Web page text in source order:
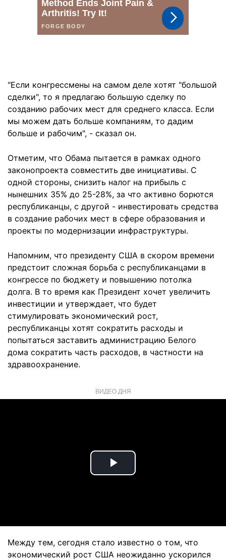
"Если конгрессмены на самом деле хотят "большой
сделки", то я предлагаю большую сделку по
созданию рабочих мест для среднего класса. Если
мы можем дать больше компаниям, то дадим
больше и рабочим", - сказал он.
Отметим, что Обама пытается в рамках одного
законопроекта совместить две инициативы. С
одной стороны, снизить налог на прибыль с
нынешних 35% до 25-28%, за что активно борются
республиканцы, с другой - инвестировать средства
в создание рабочих мест в сфере образования и
проекты по модернизации инфраструктуры.
Напомним, что президенту США в скором времени
предстоит сложная борьба с республиканцами в
конгрессе по бюджету и повышению потолка
долга. В то время как Президент хочет увеличить
инвестиции и утверждает, что будет
стимулировать экономический рост,
республиканцы хотят сократить расходы и
попытаться заставить администрацию Белого
дома сократить часть расходов, в частности на
здравоохранение.
ВИДЕО ДНЯ
Play
Между тем, сегодня стало известно о том, что
экономический рост США неожиданно ускорился